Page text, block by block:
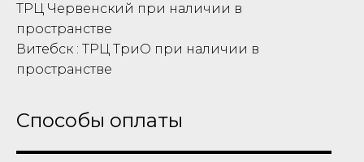
ТРЦ Червенский при наличии в
пространстве
Витебск : ТРЦ ТриО при наличии в
пространстве
Способы оплаты